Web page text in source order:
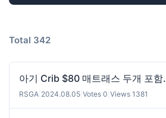
Total 342
아기 Crib $80 매트래스 두개 포함.
RSGA 2024.08.05 Votes 0 Views 1381